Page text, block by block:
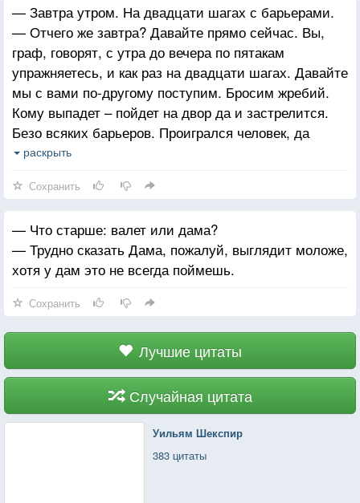
— Завтра утром. На двадцати шагах с барьерами.
— Отчего же завтра? Давайте прямо сейчас. Вы,
граф, говорят, с утра до вечера по пятакам
упражняетесь, и как раз на двадцати шагах. Давайте
мы с вами по-другому поступим. Бросим жребий.
Кому выпадет – пойдет на двор да и застрелится.
Безо всяких барьеров. Проигрался человек, да
и пулю в лоб — обычное дело. Ну что, граф? Или
промазать боитесь?
раскрыть
Сохранить
— Что старше: валет или дама?
— Трудно сказать Дама, пожалуй, выглядит моложе,
хотя у дам это не всегда поймешь.
Сохранить
Лучшие цитаты
Случайная цитата
Уильям Шекспир
383 цитаты